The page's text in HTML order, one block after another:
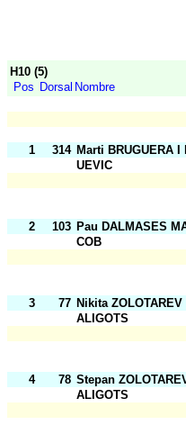
H10 (5)
Pos Dorsal Nombre
1 314 Marti BRUGUERA I
UEVIC
2 103 Pau DALMASES
COB
3 77 Nikita ZOLOTAREV
ALIGOTS
4 78 Stepan
ALIGOTS